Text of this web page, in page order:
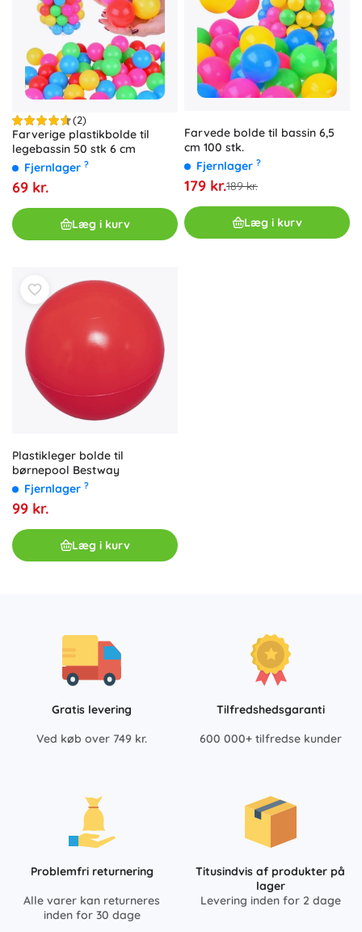
(2)
Farverige plastikbolde til
legebassin 50 stk 6 cm
Fjernlager ?
69 kr.
Læg i kurv
Farvede bolde til bassin 6,5
cm 100 stk.
Fjernlager ?
179 kr.189 kr.
Læg i kurv
Plastikleger bolde til
børnepool Bestway
Fjernlager ?
99 kr.
Læg i kurv
Gratis levering
Ved køb over 749 kr.
Tilfredshedsgaranti
600 000+ tilfredse kunder
Problemfri returnering
Alle varer kan returneres
inden for 30 dage
Titusindvis af produkter på
lager
Levering inden for 2 dage